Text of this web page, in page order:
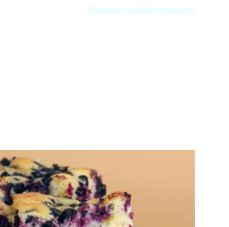
Preuzeto sa allrecipes.com